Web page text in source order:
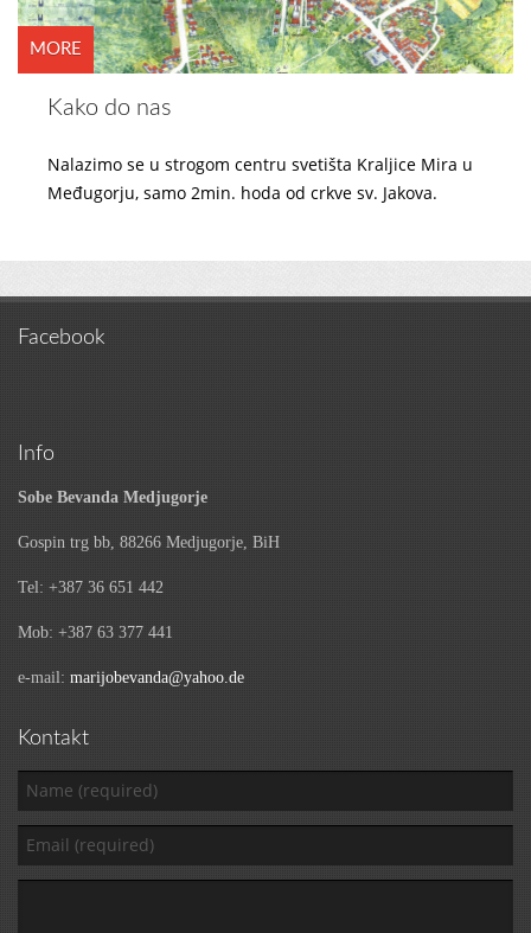
Kako do nas
Nalazimo se u strogom centru svetišta Kraljice Mira u
Međugorju, samo 2min. hoda od crkve sv. Jakova.
MORE
Facebook
Info
Sobe Bevanda Medjugorje
Gospin trg bb, 88266 Medjugorje, BiH
Tel: +387 36 651 442
Mob: +387 63 377 441
e-mail: marijobevanda@yahoo.de
Kontakt